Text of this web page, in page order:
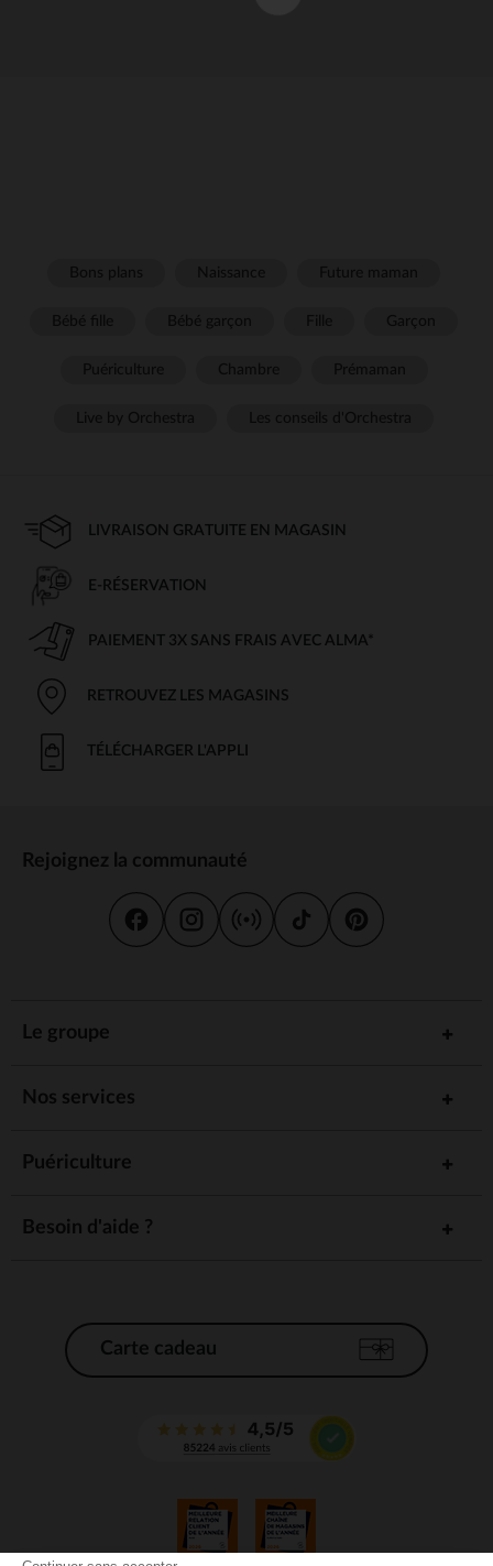
LIVRAISON GRATUITE EN MAGASIN
E-RÉSERVATION
PAIEMENT 3X SANS FRAIS AVEC ALMA*
RETROUVEZ LES MAGASINS
TÉLÉCHARGER L'APPLI
Rejoignez la communauté
Le groupe
Nos services
Puériculture
Besoin d'aide ?
Carte cadeau